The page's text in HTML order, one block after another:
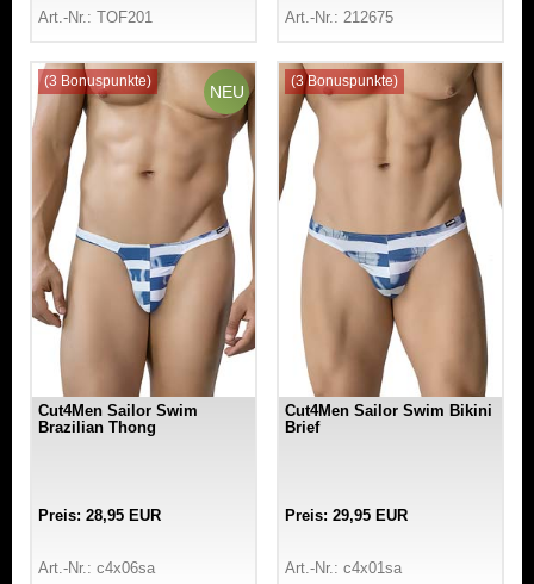
Art.-Nr.: TOF201 Art.-Nr.: 212675
NEU
(3 Bonuspunkte)
Cut4Men Sailor Swim
Brazilian Thong
Preis: 28,95 EUR
Art.-Nr.: c4x06sa
(3 Bonuspunkte)
Cut4Men Sailor Swim Bikini
Brief
Preis: 29,95 EUR
Art.-Nr.: c4x01sa